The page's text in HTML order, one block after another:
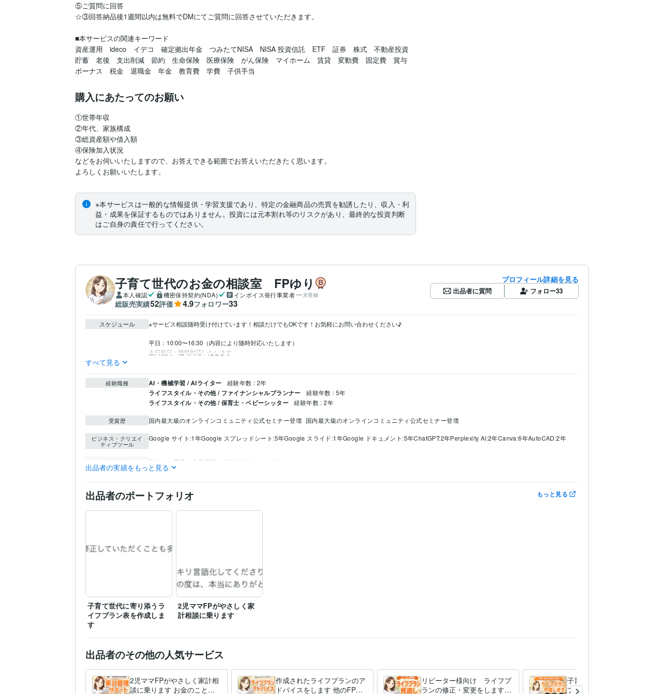
⑤ご質問に回答
☆③回答納品後1週間以内は無料でDMにてご質問に回答させていただきます。
■本サービスの関連キーワード
資産運用　ideco　イデコ　確定拠出年金　つみたてNISA　NISA 投資信託　ETF　証券　株式　不動産投資
貯蓄　老後　支出削減　節約　生命保険　医療保険　がん保険　マイホーム　賃貸　変動費　固定費　賞与
ボーナス　税金　退職金　年金　教育費　学費　子供手当
購入にあたってのお願い
①世帯年収
②年代、家族構成
③総資産額や借入額
④保険加入状況
などをお伺いいたしますので、お答えできる範囲でお答えいただきたく思います。
よろしくお願いいたします。
※本サービスは一般的な情報提供・学習支援であり、特定の金融商品の売買を勧誘したり、収入・利
益・成果を保証するものではありません。投資には元本割れ等のリスクがあり、最終的な投資判断
はご自身の責任で行ってください。
子育て世代のお金の相談室 FPゆり
本人確認 機密保持契約(NDA) インボイス発行事業者 未登録
総販売実績52評価 4.9フォロワー33
プロフィール詳細を見る
出品者に質問 フォロー33
スケジュール ※サービス相談随時受け付けています！相談だけでもOKです！お気軽にお問い合わせください♪
平日：10:00〜16:30（内容により随時対応いたします）
土日祝日：随時対応いたします
すべて見る
経験職種 AI・機械学習 / AIライター 経験年数 : 2年
ライフスタイル・その他 / ファイナンシャルプランナー 経験年数 : 5年
ライフスタイル・その他 / 保育士・ベビーシッター 経験年数 : 2年
受賞歴 国内最大級のオンラインコミュニティ公式セミナー登壇 国内最大級のオンラインコミュニティ公式セミナー登壇
ビジネス・クリエイ
ティブツール
Google サイト:1年Google スプレッドシート:5年Google スライド:1年Google ドキュメント:5年ChatGPT:2年Perplexity AI:2年Canva:6年AutoCAD:2年
得意分野 住まい・美容・生活相談 家計相談 ライフプランニング
ファイナンシャルプラ
出品者の実績をもっと見る
出品者のポートフォリオ もっと見る
子育て世代に寄り添うラ
イフプラン表を作成しま
す
2児ママFPがやさしく家
計相談に乗ります
出品者のその他の人気サービス
2児ママFPがやさしく家計相
談に乗ります お金のこと、
作成されたライフプランのア
ドバイスをします 他のFPさ
リピーター様向け ライフプ
ランの修正・変更をします
子育て世代に寄り添うライフ
プラン表を作成します 教育